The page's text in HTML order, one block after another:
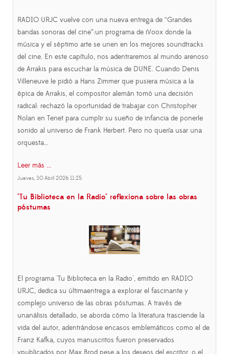
RADIO URJC vuelve con una nueva entrega de “Grandes
bandas sonoras del cine”:un programa de iVoox donde la
música y el séptimo arte se unen en los mejores soundtracks
del cine. En este capítulo, nos adentraremos al mundo arenoso
de Arrakis para escuchar la música de DUNE. Cuando Denis
Villeneuve le pidió a Hans Zimmer que pusiera música a la
épica de Arrakis, el compositor alemán tomó una decisión
radical: rechazó la oportunidad de trabajar con Christopher
Nolan en Tenet para cumplir su sueño de infancia de ponerle
sonido al universo de Frank Herbert. Pero no quería usar una
orquesta…
Leer más ...
Jueves, 30 Abril 2026 11:25
"Tu Biblioteca en la Radio" reflexiona sobre las obras
póstumas
El programa "Tu Biblioteca en la Radio", emitido en RADIO
URJC, dedica su últimaentrega a explorar el fascinante y
complejo universo de las obras póstumas. A través de
unanálisis detallado, se aborda cómo la literatura trasciende la
vida del autor, adentrándose encasos emblemáticos como el de
Franz Kafka, cuyos manuscritos fueron preservados